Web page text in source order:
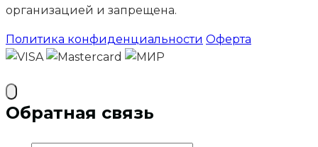
организацией и запрещена.
Политика конфиденциальности Оферта
Обратная связь